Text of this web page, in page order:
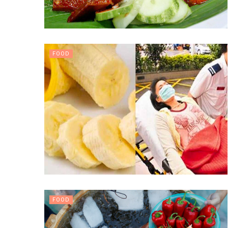
FOOD
FOOD